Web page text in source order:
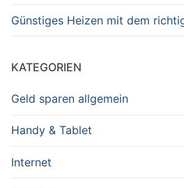
Günstiges Heizen mit dem
KATEGORIEN
Geld sparen allgemein
Handy & Tablet
Internet